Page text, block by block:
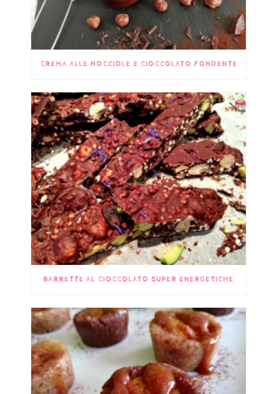
CREMA ALLE NOCCIOLE E CIOCCOLATO FONDENTE
BARRETTE AL CIOCCOLATO SUPER ENERGETICHE